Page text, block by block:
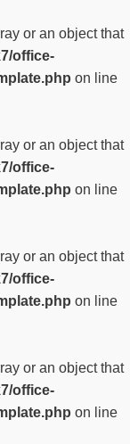
or an object that
office-
on line
or an object that
office-
on line
or an object that
office-
on line
or an object that
office-
on line